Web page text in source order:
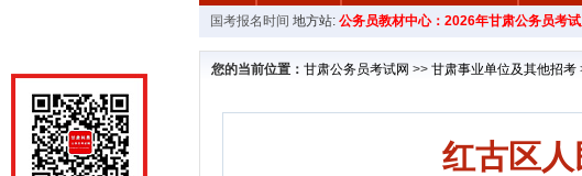
国考报名时间 地方站: 公务员教材中心：2026年甘肃公务员考
您的当前位置： 甘肃公务员考试网 >> 甘肃事业单位及其他招考
红古区